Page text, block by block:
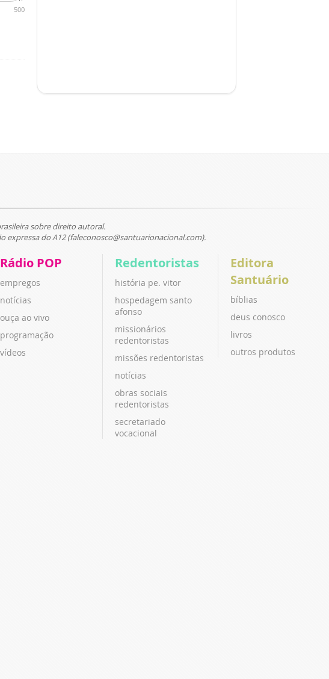
500
sobre direito autoral.
do A12 (faleconosco@santuarionacional.com).
Rádio POP
empregos
notícias
ouça ao vivo
programação
vídeos
Redentoristas
história pe. vitor
hospedagem santo
afonso
missionários
redentoristas
missões redentoristas
notícias
obras sociais
redentoristas
secretariado
vocacional
Editora
Santuário
bíblias
deus conosco
livros
outros produtos